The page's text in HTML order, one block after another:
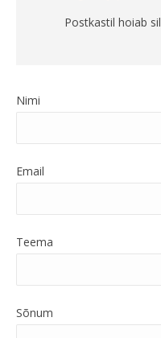
Postkastil hoiab
Nimi
Email
Teema
Sõnum